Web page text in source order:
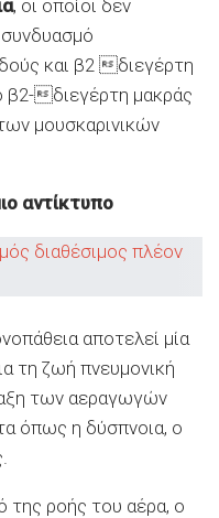
, οι οποίοι δεν
και β2 διεγέρτη
β2-διεγέρτη μακράς
μουσκαρινικών
αντίκτυπο
αποτελεί μία
τη ζωή πνευμονική
των αεραγωγών
όπως η δύσπνοια, ο
της ροής του αέρα, ο